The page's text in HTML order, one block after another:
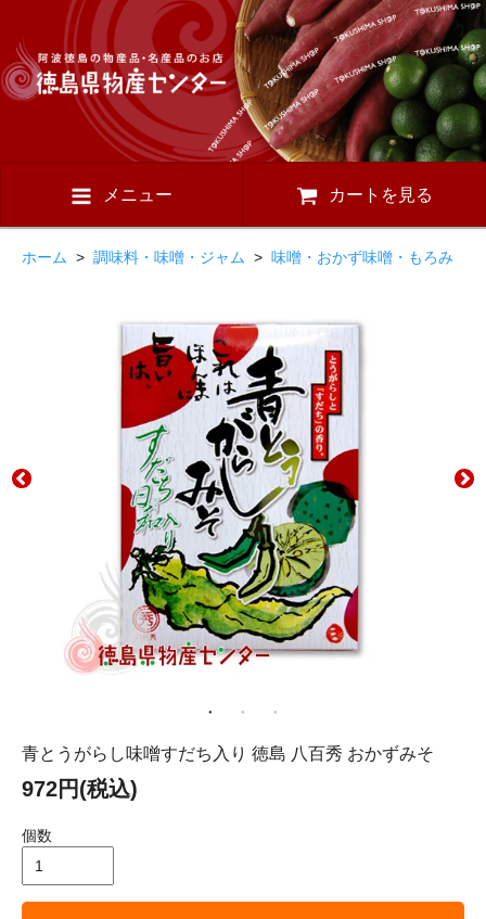
メニュー カートを見る
ホーム > 調味料・味噌・ジャム > 味噌・おかず味噌・もろみ
青とうがらし味噌すだち入り 徳島 八百秀 おかずみそ
972円(税込)
個数